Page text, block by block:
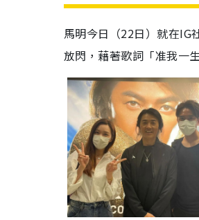
馬明今日（22日）就在IG
放閃，藉著歌詞「准我一